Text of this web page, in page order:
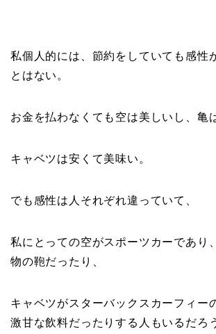
私個人的には、節約をしていても感性
とはない。
お金を払わなくても空は美しいし、亀
キャベツは安くて美味い。
でも感性は人それぞれ違っていて、
私にとっての空がスポーツカーであり
物の鞄だったり、
キャベツがスターバックスカーフィー
激甘な飲料だったりする人もいるだろ